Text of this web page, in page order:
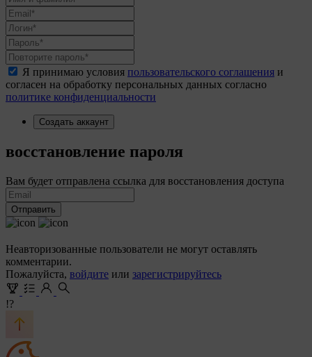
Я принимаю условия пользовательского соглашения и
согласен на обработку персональных данных согласно
политике конфиденциальности
Создать аккаунт
восстановление пароля
Вам будет отправлена ссылка для восстановления доступа
Отправить
Неавторизованные пользователи не могут оставлять
комментарии.
Пожалуйста, войдите или зарегистрируйтесь
!?